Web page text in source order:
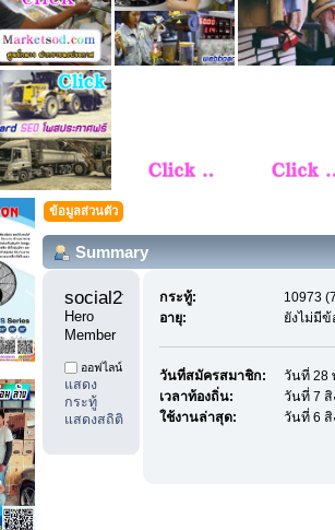
ข้อมูลส่วนตัว
Summary
Hero
Member
ออฟไลน์
แสดง
กระทู้
แสดงสถิติ
กระทู้:
10973
อายุ:
ยังไม่มี
วันที่สมัครสมาชิก:
วันที่ 28
เวลาท้องถิ่น:
วันที่ 7 สิ
ใช้งานล่าสุด:
วันที่ 6 สิ